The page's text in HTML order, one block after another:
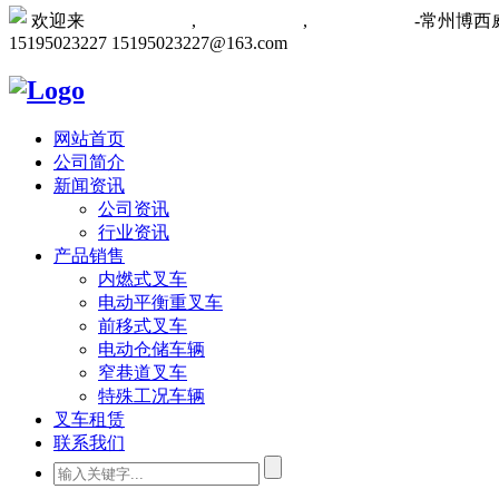
欢迎来 , ,
-常州博西
15195023227 15195023227@163.com
网站首页
公司简介
新闻资讯
公司资讯
行业资讯
产品销售
内燃式叉车
电动平衡重叉车
前移式叉车
电动仓储车辆
窄巷道叉车
特殊工况车辆
叉车租赁
联系我们